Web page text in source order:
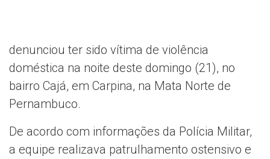
denunciou ter sido vítima de violência
doméstica na noite deste domingo (21), no
bairro Cajá, em Carpina, na Mata Norte de
Pernambuco.
De acordo com informações da Polícia Militar,
a equipe realizava patrulhamento ostensivo e